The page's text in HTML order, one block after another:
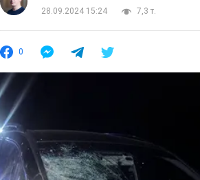
28.09.2024 15:24
7,3 т.
0